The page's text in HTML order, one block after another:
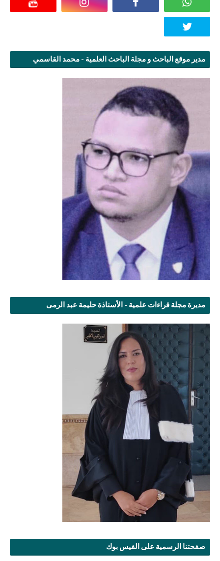
مدير موقع الباحث و مجلة الباحث العلمية - محمد القاسمي
مديرة مجلة قراءات علمية - الأستاذة حليمة عبد الرمى
صفحتنا الرسمية على الفيس بوك